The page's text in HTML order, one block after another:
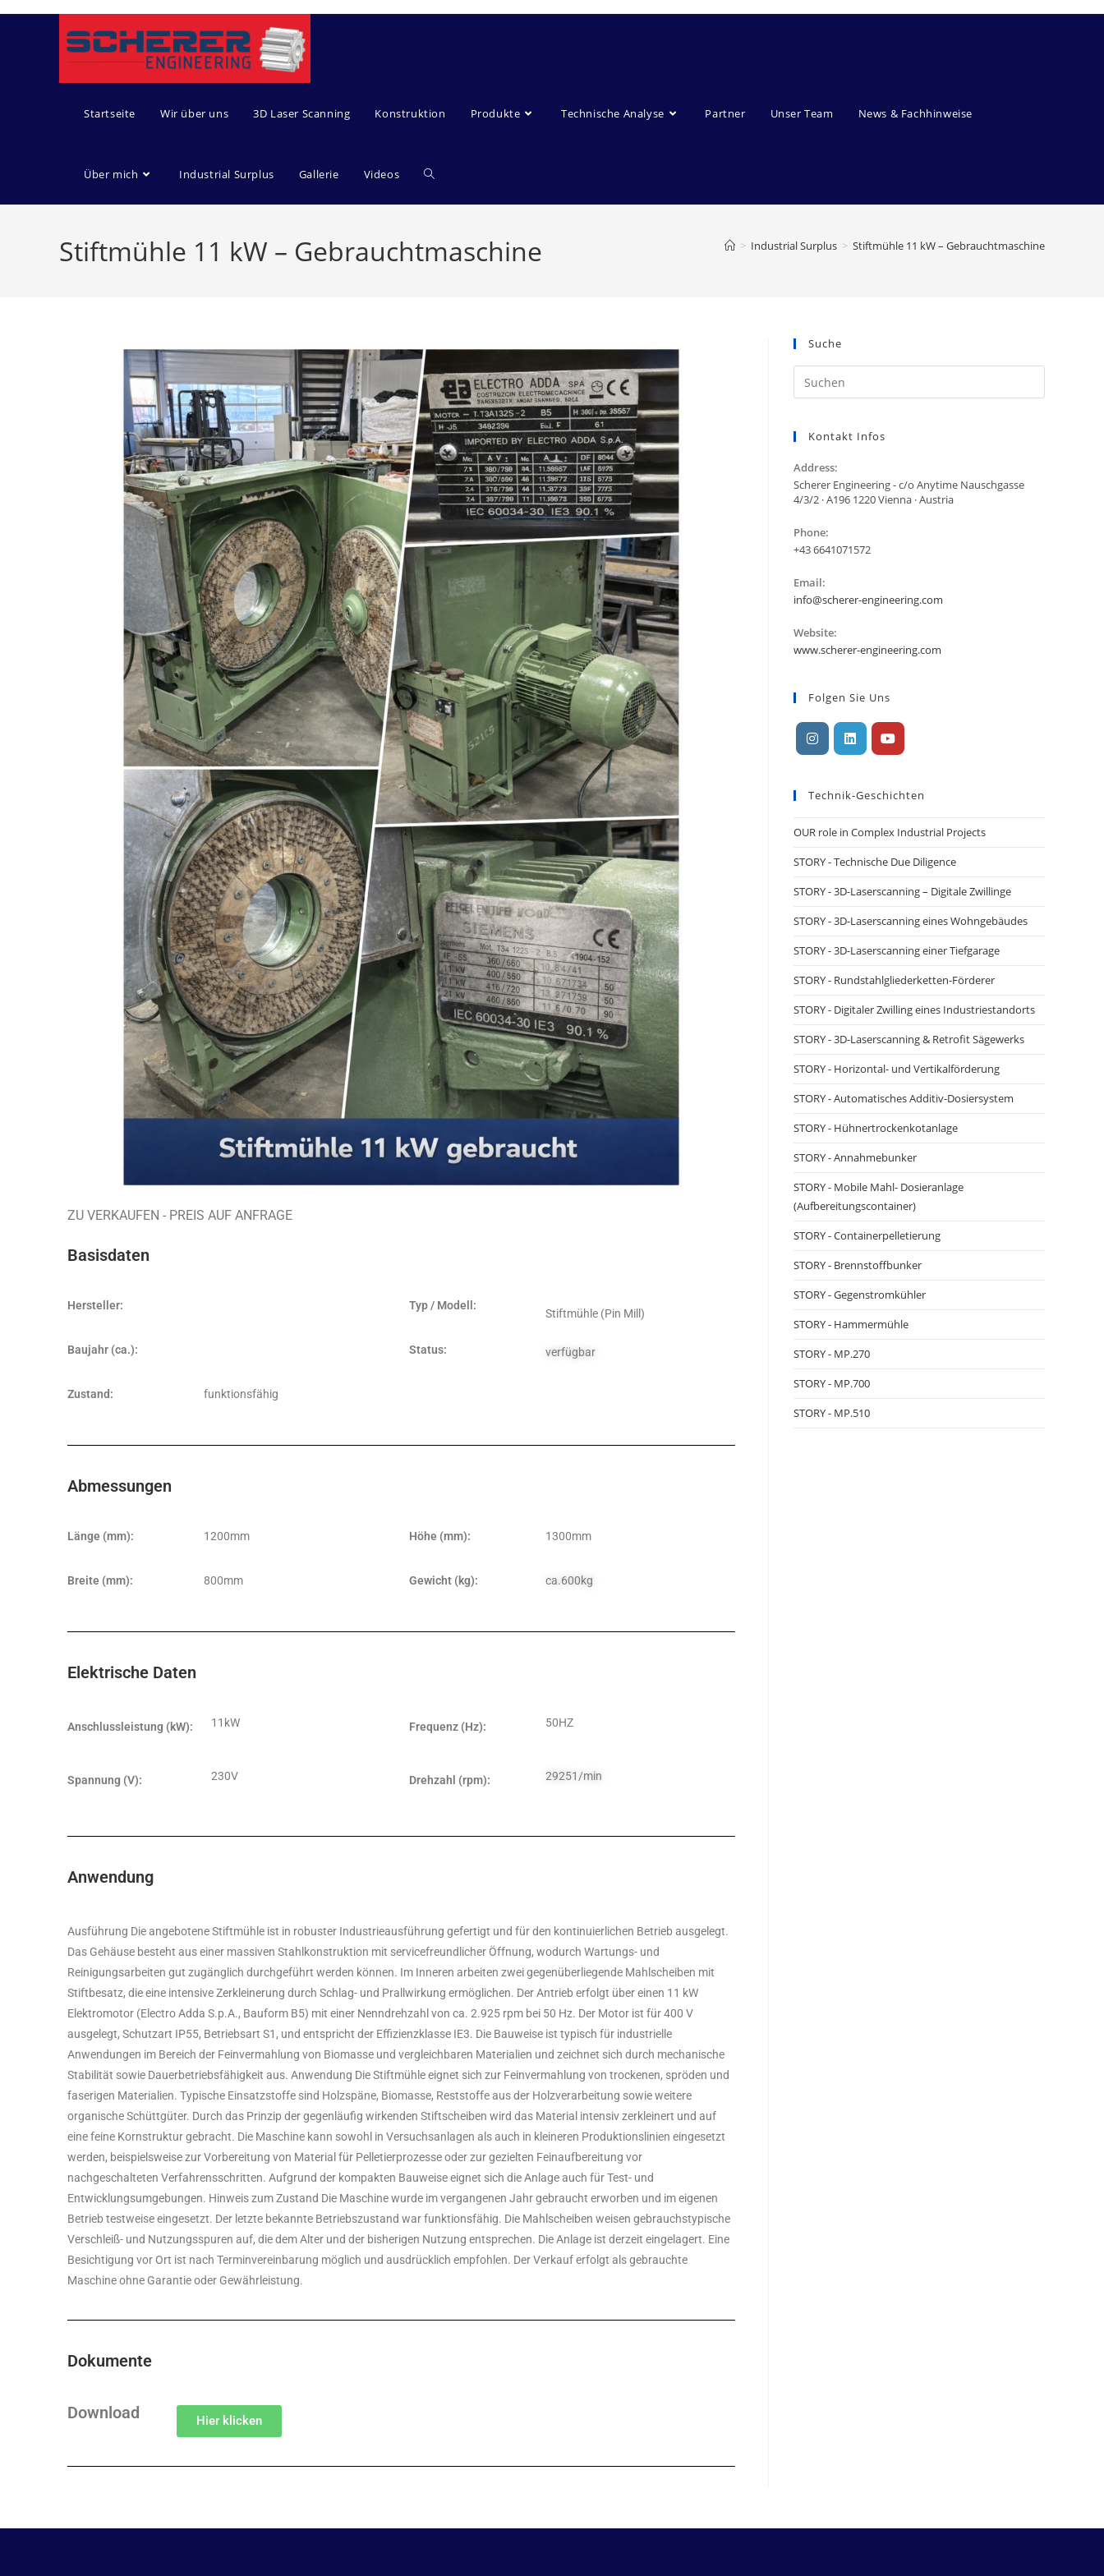
Startseite Wir über uns 3D Laser Scanning Konstruktion Produkte Technische Analyse Partner Unser Team News & Fachhinweise
Über mich Industrial Surplus Gallerie Videos
Stiftmühle 11 kW – Gebrauchtmaschine > Industrial Surplus > Stiftmühle 11 kW – Gebrauchtmaschine
ZU VERKAUFEN - PREIS AUF ANFRAGE
Basisdaten
Hersteller: Typ / Modell:
Stiftmühle (Pin Mill)
Baujahr (ca.): Status: verfügbar
Zustand: funktionsfähig
Abmessungen
Länge (mm): 1200mm Höhe (mm): 1300mm
Breite (mm): 800mm Gewicht (kg): ca.600kg
Elektrische Daten
Anschlussleistung (kW): 11kW Frequenz (Hz): 50HZ
Spannung (V): 230V Drehzahl (rpm): 29251/min
Anwendung
Ausführung Die angebotene Stiftmühle ist in robuster Industrieausführung gefertigt und für den kontinuierlichen Betrieb ausgelegt.
Das Gehäuse besteht aus einer massiven Stahlkonstruktion mit servicefreundlicher Öffnung, wodurch Wartungs- und
Reinigungsarbeiten gut zugänglich durchgeführt werden können. Im Inneren arbeiten zwei gegenüberliegende Mahlscheiben mit
Stiftbesatz, die eine intensive Zerkleinerung durch Schlag- und Prallwirkung ermöglichen. Der Antrieb erfolgt über einen 11 kW
Elektromotor (Electro Adda S.p.A., Bauform B5) mit einer Nenndrehzahl von ca. 2.925 rpm bei 50 Hz. Der Motor ist für 400 V
ausgelegt, Schutzart IP55, Betriebsart S1, und entspricht der Effizienzklasse IE3. Die Bauweise ist typisch für industrielle
Anwendungen im Bereich der Feinvermahlung von Biomasse und vergleichbaren Materialien und zeichnet sich durch mechanische
Stabilität sowie Dauerbetriebsfähigkeit aus. Anwendung Die Stiftmühle eignet sich zur Feinvermahlung von trockenen, spröden und
faserigen Materialien. Typische Einsatzstoffe sind Holzspäne, Biomasse, Reststoffe aus der Holzverarbeitung sowie weitere
organische Schüttgüter. Durch das Prinzip der gegenläufig wirkenden Stiftscheiben wird das Material intensiv zerkleinert und auf
eine feine Kornstruktur gebracht. Die Maschine kann sowohl in Versuchsanlagen als auch in kleineren Produktionslinien eingesetzt
werden, beispielsweise zur Vorbereitung von Material für Pelletierprozesse oder zur gezielten Feinaufbereitung vor
nachgeschalteten Verfahrensschritten. Aufgrund der kompakten Bauweise eignet sich die Anlage auch für Test- und
Entwicklungsumgebungen. Hinweis zum Zustand Die Maschine wurde im vergangenen Jahr gebraucht erworben und im eigenen
Betrieb testweise eingesetzt. Der letzte bekannte Betriebszustand war funktionsfähig. Die Mahlscheiben weisen gebrauchstypische
Verschleiß- und Nutzungsspuren auf, die dem Alter und der bisherigen Nutzung entsprechen. Die Anlage ist derzeit eingelagert. Eine
Besichtigung vor Ort ist nach Terminvereinbarung möglich und ausdrücklich empfohlen. Der Verkauf erfolgt als gebrauchte
Maschine ohne Garantie oder Gewährleistung.
Dokumente
Download Hier klicken
Suche
Kontakt Infos
Address:
Scherer Engineering - c/o Anytime Nauschgasse
4/3/2 · A196 1220 Vienna · Austria
Phone:
+43 6641071572
Email:
info@scherer-engineering.com
Website:
www.scherer-engineering.com
Folgen Sie Uns
Technik-Geschichten
OUR role in Complex Industrial Projects
STORY - Technische Due Diligence
STORY - 3D-Laserscanning – Digitale Zwillinge
STORY - 3D-Laserscanning eines Wohngebäudes
STORY - 3D-Laserscanning einer Tiefgarage
STORY - Rundstahlgliederketten-Förderer
STORY - Digitaler Zwilling eines Industriestandorts
STORY - 3D-Laserscanning & Retrofit Sägewerks
STORY - Horizontal- und Vertikalförderung
STORY - Automatisches Additiv-Dosiersystem
STORY - Hühnertrockenkotanlage
STORY - Annahmebunker
STORY - Mobile Mahl- Dosieranlage
(Aufbereitungscontainer)
STORY - Containerpelletierung
STORY - Brennstoffbunker
STORY - Gegenstromkühler
STORY - Hammermühle
STORY - MP.270
STORY - MP.700
STORY - MP.510